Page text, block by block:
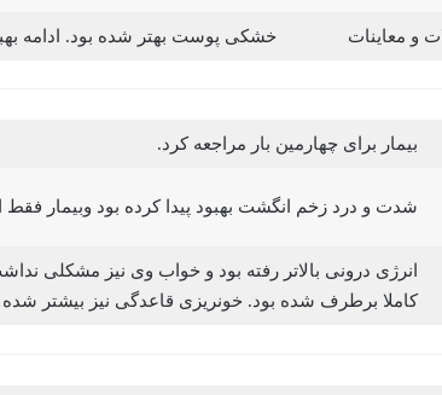
و معاینات خشکی پوست بهتر شده بود. ادامه
بیمار برای چهارمین بار مراجعه کرد.
شدت و درد زخم انگشت بهبود پیدا کرده بود وبیمار
انرژی درونی بالاتر رفته بود و خواب وی نیز مشکلی
کاملا برطرف شده بود. خونریزی قاعدگی نیز بیشتر شده